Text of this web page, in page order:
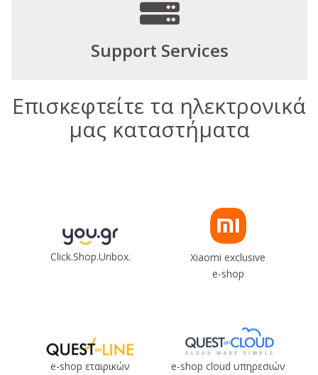
Support Services
Επισκεφτείτε τα ηλεκτρονικά
μας καταστήματα
Click.Shop.Unbox.
Xiaomi exclusive
e-shop
e-shop εταιρικών
e-shop cloud υπηρεσιών